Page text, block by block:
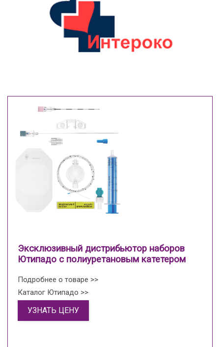
Эксклюзивный дистрибьютор наборов
Ютипадо с полиуретановым катетером
Подробнее о товаре >>
Каталог Ютипадо >>
УЗНАТЬ ЦЕНУ